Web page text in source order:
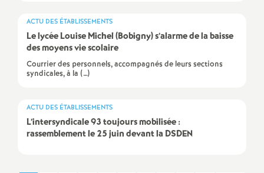
d
e
r
ACTU DES ÉTABLISSEMENTS
Le lycée Louise Michel (Bobigny) s’alarme de la baisse
des moyens vie scolaire
Courrier des personnels, accompagnés de leurs sections
syndicales, à la (…)
ACTU DES ÉTABLISSEMENTS
L’intersyndicale 93 toujours mobilisée :
rassemblement le 25 juin devant laDSDEN